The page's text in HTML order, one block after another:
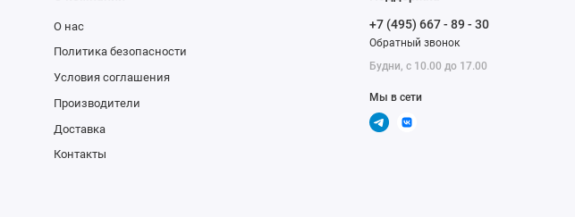
О нас
Политика безопасности
Условия соглашения
Производители
Доставка
Контакты
+7 (495) 667 - 89 - 30
Обратный звонок
Будни, с 10.00 до 17.00
Мы в сети